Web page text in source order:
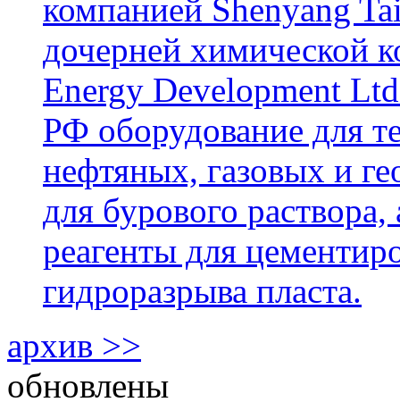
компанией Shenyang
дочерней химической
Energy Development
РФ оборудование для
нефтяных, газовых и
для бурового
реагенты для
гидроразрыва пласта.
архив >>
обновлены